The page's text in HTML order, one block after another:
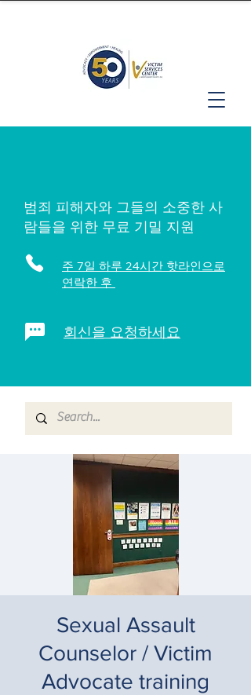
범죄 피해자와 그들의 소중한 사
람들을 위한 무료 기밀 지원
주 7일 하루 24시간 핫라인으로
연락한 후
회신을 요청하세요
Sexual Assault
Counselor / Victim
Advocate training